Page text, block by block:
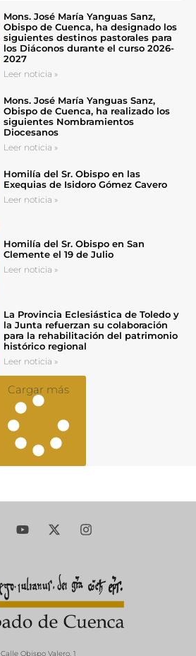
Mons. José María Yanguas Sanz,
Obispo de Cuenca, ha designado los
siguientes destinos pastorales para
los Diáconos durante el curso 2026-
2027
Leer noticia »
Mons. José María Yanguas Sanz,
Obispo de Cuenca, ha realizado los
siguientes Nombramientos
Diocesanos
Leer noticia »
Homilía del Sr. Obispo en las
Exequias de Isidoro Gómez Cavero
Leer noticia »
Homilía del Sr. Obispo en San
Clemente el 19 de Julio
Leer noticia »
La Provincia Eclesiástica de Toledo y
la Junta refuerzan su colaboración
para la rehabilitación del patrimonio
histórico regional
Leer noticia »
Cargar más
Calle Obispo Valero, 1